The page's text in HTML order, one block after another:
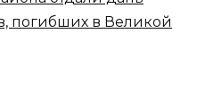
погибших в Великой